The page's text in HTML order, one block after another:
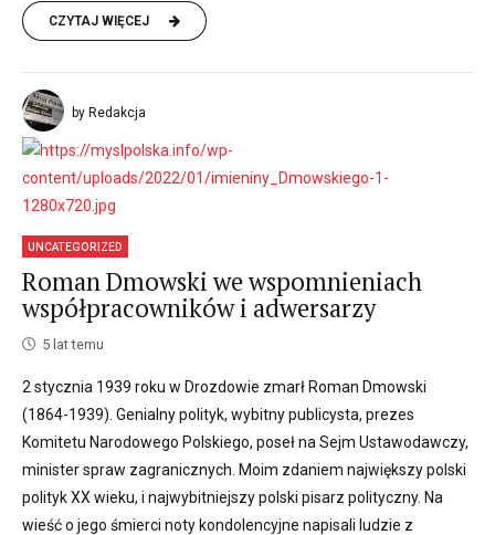
CZYTAJ WIĘCEJ
by Redakcja
UNCATEGORIZED
Roman Dmowski we wspomnieniach
współpracowników i adwersarzy
5 lat temu
2 stycznia 1939 roku w Drozdowie zmarł Roman Dmowski
(1864-1939). Genialny polityk, wybitny publicysta, prezes
Komitetu Narodowego Polskiego, poseł na Sejm Ustawodawczy,
minister spraw zagranicznych. Moim zdaniem największy polski
polityk XX wieku, i najwybitniejszy polski pisarz polityczny. Na
wieść o jego śmierci noty kondolencyjne napisali ludzie z